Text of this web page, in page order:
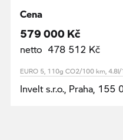
Cena
579 000 Kč
netto 478 512 Kč
EURO 5, 110g CO2/100 km,
Invelt s.r.o., Praha, 155